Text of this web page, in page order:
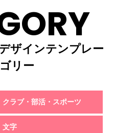
ザインテンプレー
リー
クラブ・部活・スポーツ
文字